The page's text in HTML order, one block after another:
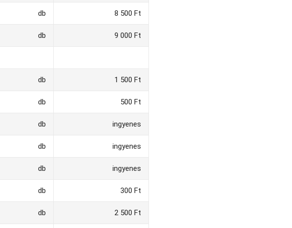
db 8 500 Ft
db 9 000 Ft
db 1 500 Ft
db 500 Ft
db ingyenes
db ingyenes
db ingyenes
db 300 Ft
db 2 500 Ft